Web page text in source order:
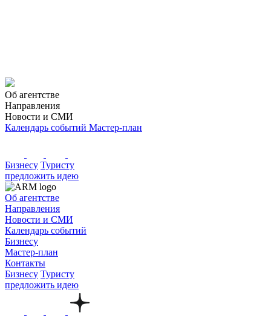
Об агентстве
Направления
Новости и СМИ
Календарь событий Мастер-план
Бизнесу Туристу
предложить идею
Об агентстве
Направления
Новости и СМИ
Календарь событий
Бизнесу
Мастер-план
Контакты
Бизнесу Туристу
предложить идею